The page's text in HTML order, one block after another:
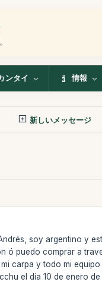
ンタイ 情報
新しいメッセージ
soy argentino y
ó puedo comprar a
carpa y todo mi
el día 10 de enero